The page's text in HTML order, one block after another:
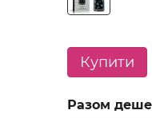
Купити
Разом